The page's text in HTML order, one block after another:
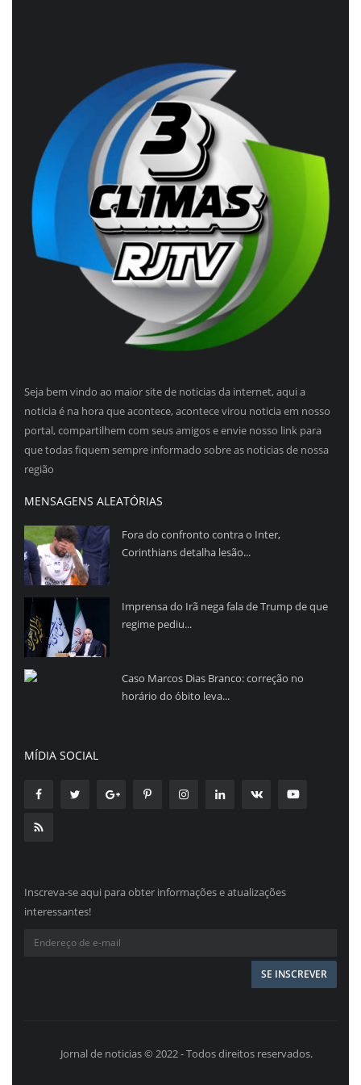
Seja bem vindo ao maior site de noticias da internet, aqui a
noticia é na hora que acontece, acontece virou noticia em nosso
portal, compartilhem com seus amigos e envie nosso link para
que todas fiquem sempre informado sobre as noticias de nossa
região
MENSAGENS ALEATÓRIAS
Fora do confronto contra o Inter,
Corinthians detalha lesão...
Imprensa do Irã nega fala de Trump de que
regime pediu...
Caso Marcos Dias Branco: correção no
horário do óbito leva...
MÍDIA SOCIAL
Inscreva-se aqui para obter informações e atualizações
interessantes!
Jornal de noticias © 2022 - Todos direitos reservados.